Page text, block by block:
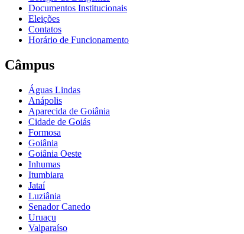
Documentos Institucionais
Eleições
Contatos
Horário de Funcionamento
Câmpus
Águas Lindas
Anápolis
Aparecida de Goiânia
Cidade de Goiás
Formosa
Goiânia
Goiânia Oeste
Inhumas
Itumbiara
Jataí
Luziânia
Senador Canedo
Uruaçu
Valparaíso